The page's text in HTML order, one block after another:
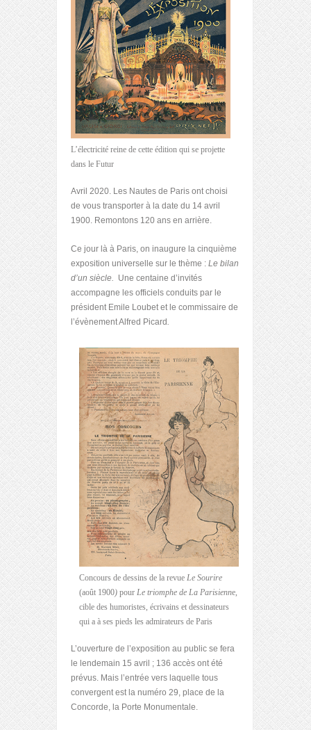
L’électricité reine de cette édition qui se projette
dans le Futur
Avril 2020. Les Nautes de Paris ont choisi
de vous transporter à la date du 14 avril
1900. Remontons 120 ans en arrière.
Ce jour là à Paris, on inaugure la cinquième
exposition universelle sur le thème : Le bilan
d’un siècle. Une centaine d’invités
accompagne les officiels conduits par le
président Emile Loubet et le commissaire de
l’évènement Alfred Picard.
Concours de dessins de la revue Le Sourire
(août 1900) pour Le triomphe de La Parisienne,
cible des humoristes, écrivains et dessinateurs
qui a à ses pieds les admirateurs de Paris
L’ouverture de l’exposition au public se fera
le lendemain 15 avril ; 136 accès ont été
prévus. Mais l’entrée vers laquelle tous
convergent est la numéro 29, place de la
Concorde, la Porte Monumentale.